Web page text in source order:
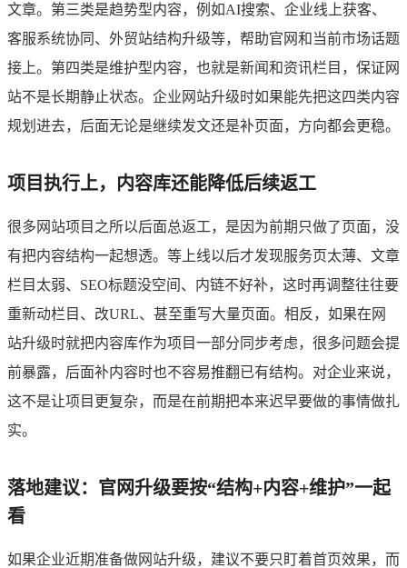
文章。第三类是趋势型内容，例如AI搜索、企业线上获客、
客服系统协同、外贸站结构升级等，帮助官网和当前市场话题
接上。第四类是维护型内容，也就是新闻和资讯栏目，保证网
站不是长期静止状态。企业网站升级时如果能先把这四类内容
规划进去，后面无论是继续发文还是补页面，方向都会更稳。
项目执行上，内容库还能降低后续返工
很多网站项目之所以后面总返工，是因为前期只做了页面，没
有把内容结构一起想透。等上线以后才发现服务页太薄、文章
栏目太弱、SEO标题没空间、内链不好补，这时再调整往往要
重新动栏目、改URL、甚至重写大量页面。相反，如果在网
站升级时就把内容库作为项目一部分同步考虑，很多问题会提
前暴露，后面补内容时也不容易推翻已有结构。对企业来说，
这不是让项目更复杂，而是在前期把本来迟早要做的事情做扎
实。
落地建议：官网升级要按“结构+内容+维护”一起
看
如果企业近期准备做网站升级，建议不要只盯着首页效果，而